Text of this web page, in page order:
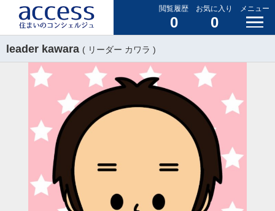
閲覧履歴
0
お気に入り
0
メニュー
leader kawara ( リーダー カワラ )